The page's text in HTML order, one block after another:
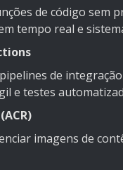
de código sem
tempo real e
de
e testes
imagens de